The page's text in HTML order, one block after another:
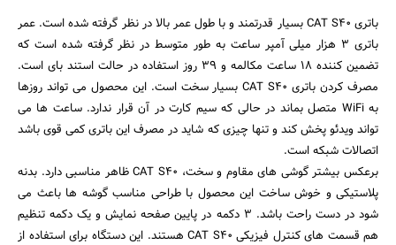
باتری CAT S40 بسیار قدرتمند و با طول عمر بالا در نظر گرفته شده است. عمر
باتری 3 هزار میلی آمپر ساعت به طور متوسط در نظر گرفته شده است که
تضمین کننده 18 ساعت مکالمه و 39 روز استفاده در حالت استند بای است.
مصرف کردن باتری CAT S40 بسیار سخت است. این محصول می تواند روزها
به WiFi متصل بماند در حالی که سیم کارت در آن قرار ندارد. ساعت ها می
تواند ویدئو پخش کند و تنها چیزی که شاید در مصرف این باتری کمی قوی باشد
اتصالات شبکه است.
برعکس بیشتر گوشی های مقاوم و سخت، CAT S40 ظاهر مناسبی دارد. بدنه
پلاستیکی و خوش ساخت این محصول با طراحی مناسب گوشه ها باعث می
شود در دست راحت باشد. 3 دکمه در پایین صفحه نمایش و یک دکمه تنظیم
هم قسمت های کنترل فیزیکی CAT S40 هستند. این دستگاه برای استفاده از